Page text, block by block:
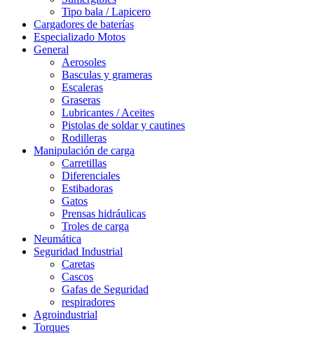
Tipo bala / Lapicero
Cargadores de baterías
Especializado Motos
General
Aerosoles
Basculas y grameras
Escaleras
Graseras
Lubricantes / Aceites
Pistolas de soldar y cautines
Rodilleras
Manipulación de carga
Carretillas
Diferenciales
Estibadoras
Gatos
Prensas hidráulicas
Troles de carga
Neumática
Seguridad Industrial
Caretas
Cascos
Gafas de Seguridad
respiradores
Agroindustrial
Torques